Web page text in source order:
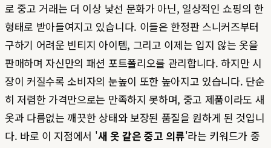
로 중고 거래는 더 이상 낯선 문화가 아닌, 일상적인 쇼핑의 한
형태로 받아들여지고 있습니다. 이들은 한정판 스니커즈부터
구하기 어려운 빈티지 아이템, 그리고 이제는 입지 않는 옷을
판매하며 자신만의 패션 포트폴리오를 관리합니다. 하지만 시
장이 커질수록 소비자의 눈높이 또한 높아지고 있습니다. 단순
히 저렴한 가격만으로는 만족하지 못하며, 중고 제품이라도 새
옷과 다름없는 깨끗한 상태와 보장된 품질을 원하게 된 것입니
다. 바로 이 지점에서 '새 옷 같은 중고 의류'라는 키워드가 중